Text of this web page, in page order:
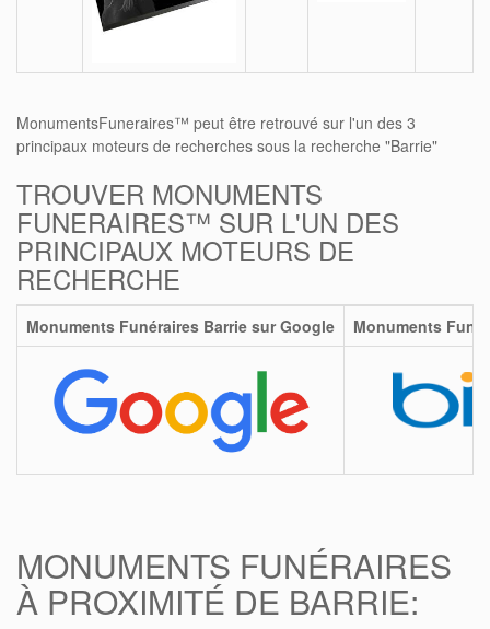
MonumentsFuneraires™ peut être retrouvé sur l'un des 3
principaux moteurs de recherches sous la recherche "Barrie"
TROUVER MONUMENTS
FUNERAIRES™ SUR L'UN DES
PRINCIPAUX MOTEURS DE
RECHERCHE
Monuments Funéraires Barrie sur Google Monuments
MONUMENTS FUNÉRAIRES
À PROXIMITÉ DE BARRIE: